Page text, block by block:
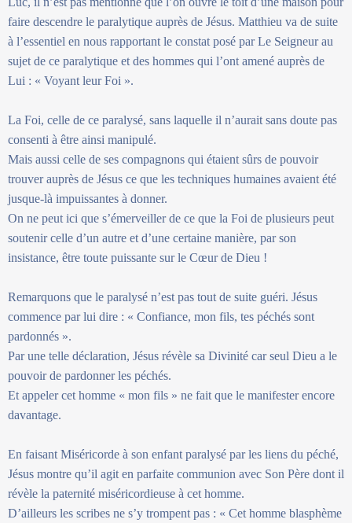
faire descendre le paralytique auprès de Jésus. Matthieu va de suite
à l’essentiel en nous rapportant le constat posé par Le Seigneur au
sujet de ce paralytique et des hommes qui l’ont amené auprès de
Lui : « Voyant leur Foi ».
La Foi, celle de ce paralysé, sans laquelle il n’aurait sans doute pas
consenti à être ainsi manipulé.
Mais aussi celle de ses compagnons qui étaient sûrs de pouvoir
trouver auprès de Jésus ce que les techniques humaines avaient été
jusque-là impuissantes à donner.
On ne peut ici que s’émerveiller de ce que la Foi de plusieurs peut
soutenir celle d’un autre et d’une certaine manière, par son
insistance, être toute puissante sur le Cœur de Dieu !
Remarquons que le paralysé n’est pas tout de suite guéri. Jésus
commence par lui dire : « Confiance, mon fils, tes péchés sont
pardonnés ».
Par une telle déclaration, Jésus révèle sa Divinité car seul Dieu a le
pouvoir de pardonner les péchés.
Et appeler cet homme « mon fils » ne fait que le manifester encore
davantage.
En faisant Miséricorde à son enfant paralysé par les liens du péché,
Jésus montre qu’il agit en parfaite communion avec Son Père dont il
révèle la paternité miséricordieuse à cet homme.
D’ailleurs les scribes ne s’y trompent pas : « Cet homme blasphème